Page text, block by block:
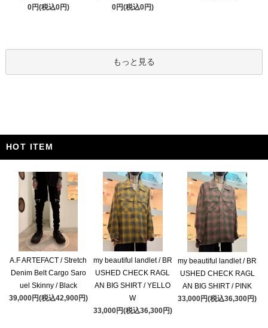
0円(税込0円)
0円(税込0円)
もっと見る
HOT ITEM
A.F ARTEFACT / Stretch
Denim Belt Cargo Saro
uel Skinny / Black
39,000円(税込42,900円)
my beautiful landlet / BR
USHED CHECK RAGL
AN BIG SHIRT / YELLO
W
33,000円(税込36,300円)
my beautiful landlet / BR
USHED CHECK RAGL
AN BIG SHIRT / PINK
33,000円(税込36,300円)